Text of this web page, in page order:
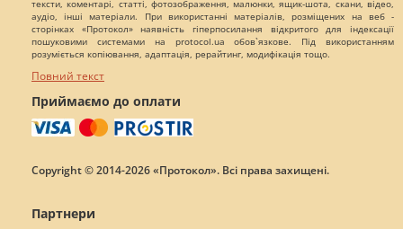
тексти, коментарі, статті, фотозображення, малюнки, ящик-шота, скани, відео,
аудіо, інші матеріали. При використанні матеріалів, розміщених на веб -
сторінках «Протокол» наявність гіперпосилання відкритого для індексації
пошуковими системами на protocol.ua обов`язкове. Під використанням
розуміється копіювання, адаптація, рерайтинг, модифікація тощо.
Повний текст
Приймаємо до оплати
Copyright © 2014-2026 «Протокол». Всі права захищені.
Партнери